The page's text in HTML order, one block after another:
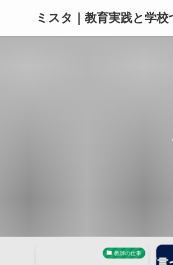
ミスタ｜教育実践と学校
教師の仕事